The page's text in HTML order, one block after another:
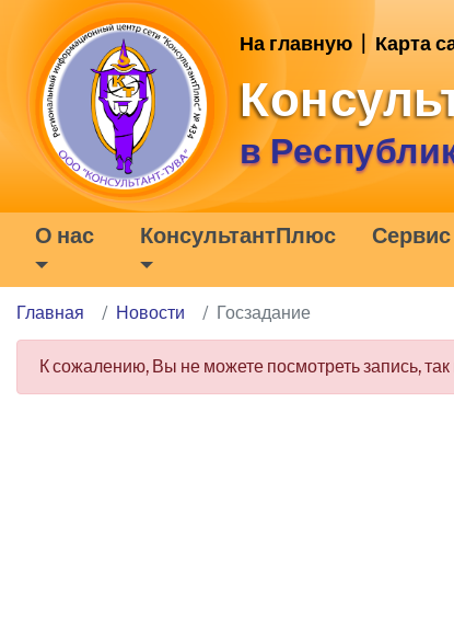
На главную Карта
в
О нас КонсультантПлюс Сервис
Главная Новости Госзадание
К сожалению, Вы не можете посмотреть запись,